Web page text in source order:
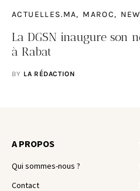
ACTUELLES.MA MAROC
La DGSN inaugure son
à Rabat
BY LA RÉDACTION
A PROPOS
Qui sommes-nous ?
Contact